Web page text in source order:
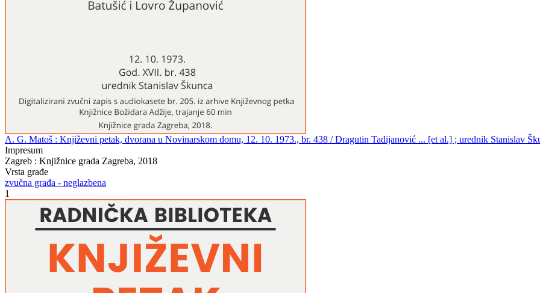
A. G. Matoš : Književni petak, dvorana u Novinarskom domu, 12. 10. 1973., br. 438 / Dragutin Tadijanović ... [et al.] ; urednik Stanislav
Impresum
Zagreb : Knjižnice grada Zagreba, 2018
Vrsta građe
zvučna građa - neglazbena
1